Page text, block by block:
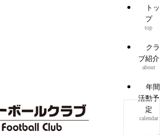
トッ
プ
top
クラ
ブ紹介
about
年間
活動予
定
calendar